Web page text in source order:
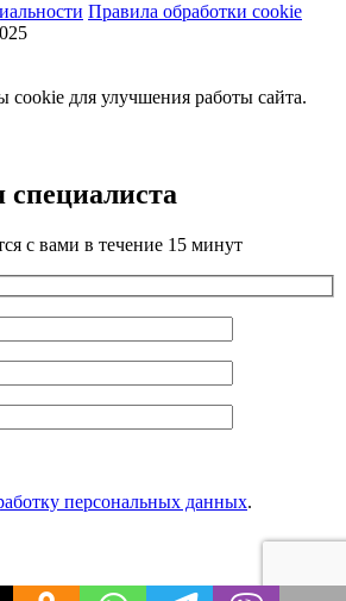
Правила обработки cookie
для улучшения работы сайта.
специалиста
с вами в течение 15 минут
персональных данных.